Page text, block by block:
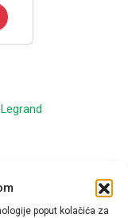
poput kolačića za
crna količina
Legrand